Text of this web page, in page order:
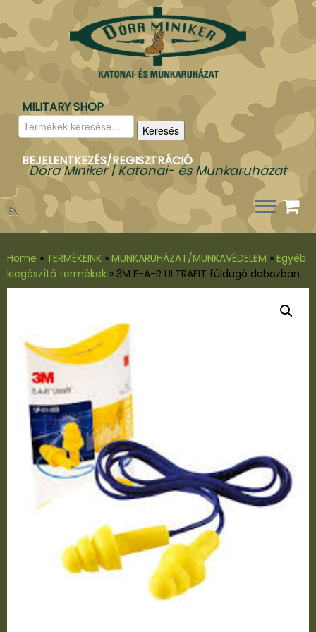
MILITARY SHOP
Keresés
a
következőre:
Keresés
BEJELENTKEZÉS/REGISZTRÁCIÓ
Dóra Miniker | Katonai- és Munkaruházat
Home » TERMÉKEINK » MUNKARUHÁZAT/MUNKAVÉDELEM » Egyéb
kiegészítő termékek » 3M E-A-R ULTRAFIT füldugó dobozban